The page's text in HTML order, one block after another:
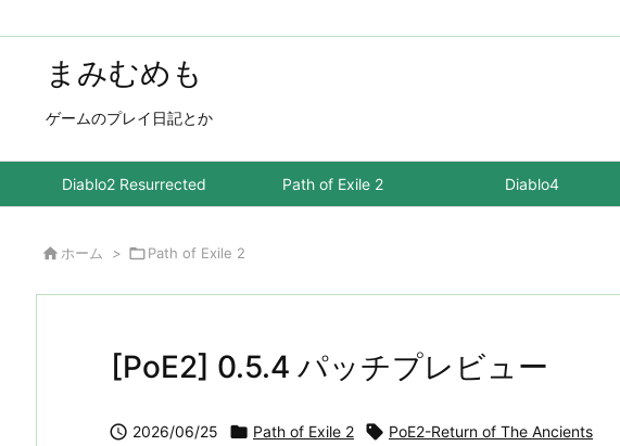
まみむめも
ゲームのプレイ日記とか
Diablo2 Resurrected Path of Exile 2 Diablo4
 ホーム > Path of Exile 2
[PoE2] 0.5.4 パッチプレビュー
 2026/06/25  Path of Exile 2  PoE2-Return of The Ancients